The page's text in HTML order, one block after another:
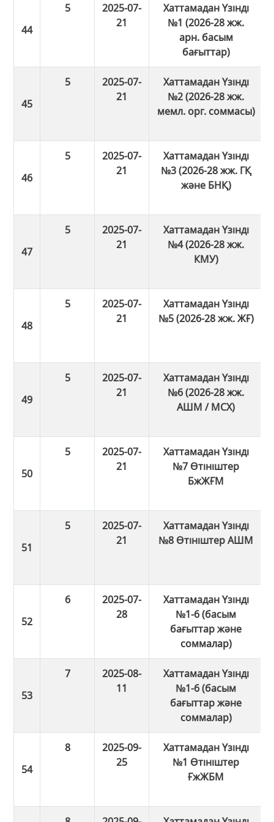
5
2025-07-
21
Хаттамадан Үзінді
№1 (2026-28 жж.
арн. басым
бағыттар)
5
2025-07-
21
Хаттамадан Үзінді
№2 (2026-28 жж.
мемл. орг. соммасы)
5
2025-07-
21
Хаттамадан Үзінді
№3 (2026-28 жж. ГҚ
және БНҚ)
5
2025-07-
21
Хаттамадан Үзінді
№4 (2026-28 жж.
КМУ)
5
2025-07-
21
Хаттамадан Үзінді
№5 (2026-28 жж. ЖҒ)
5
2025-07-
21
Хаттамадан Үзінді
№6 (2026-28 жж.
АШМ / МСХ)
5
2025-07-
21
Хаттамадан Үзінді
№7 Өтініштер
БжЖҒМ
5
2025-07-
21
Хаттамадан Үзінді
№8 Өтініштер АШМ
6
2025-07-
28
Хаттамадан Үзінді
№1-6 (басым
бағыттар және
соммалар)
7
2025-08-
11
Хаттамадан Үзінді
№1-6 (басым
бағыттар және
соммалар)
8
2025-09-
25
Хаттамадан Үзінді
№1 Өтініштер
ҒжЖБМ